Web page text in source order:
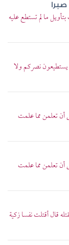
ما لم تستطع عليه
نصركم ولا
تعلمن مما علمت
تعلمن مما علمت
قال أقتلت نفسا زكية